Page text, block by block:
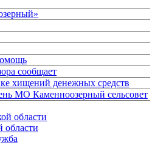
сообщает
хищений денежных средств
МО Каменноозерный сельсовет
области
области